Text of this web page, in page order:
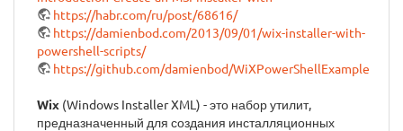
https://habr.com/ru/post/68616/
https://damienbod.com/2013/09/01/wix-installer-with-
powershell-scripts/
https://github.com/damienbod/WiXPowerShellExample
Wix (Windows Installer XML) - это набор утилит,
предназначенный для создания инсталляционных